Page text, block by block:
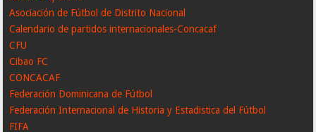
Asociación de Fútbol de Distrito Nacional
Calendario de partidos internacionales-Concacaf
CFU
Cibao FC
CONCACAF
Federación Dominicana de Fútbol
Federación Internacional de Historia y Estadistica del Fútbol
FIFA